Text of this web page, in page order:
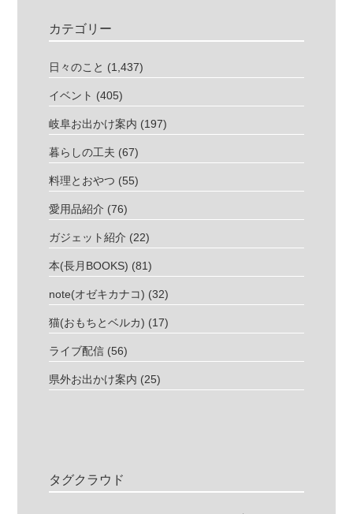
カテゴリー
日々のこと (1,437)
イベント (405)
岐阜お出かけ案内 (197)
暮らしの工夫 (67)
料理とおやつ (55)
愛用品紹介 (76)
ガジェット紹介 (22)
本(長月BOOKS) (81)
note(オゼキカナコ) (32)
猫(おもちとベルカ) (17)
ライブ配信 (56)
県外お出かけ案内 (25)
タグクラウド